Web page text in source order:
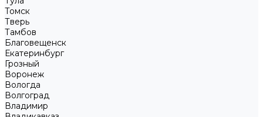
Томск
Тверь
Тамбов
Благовещенск
Екатеринбург
Грозный
Воронеж
Вологда
Волгоград
Владимир